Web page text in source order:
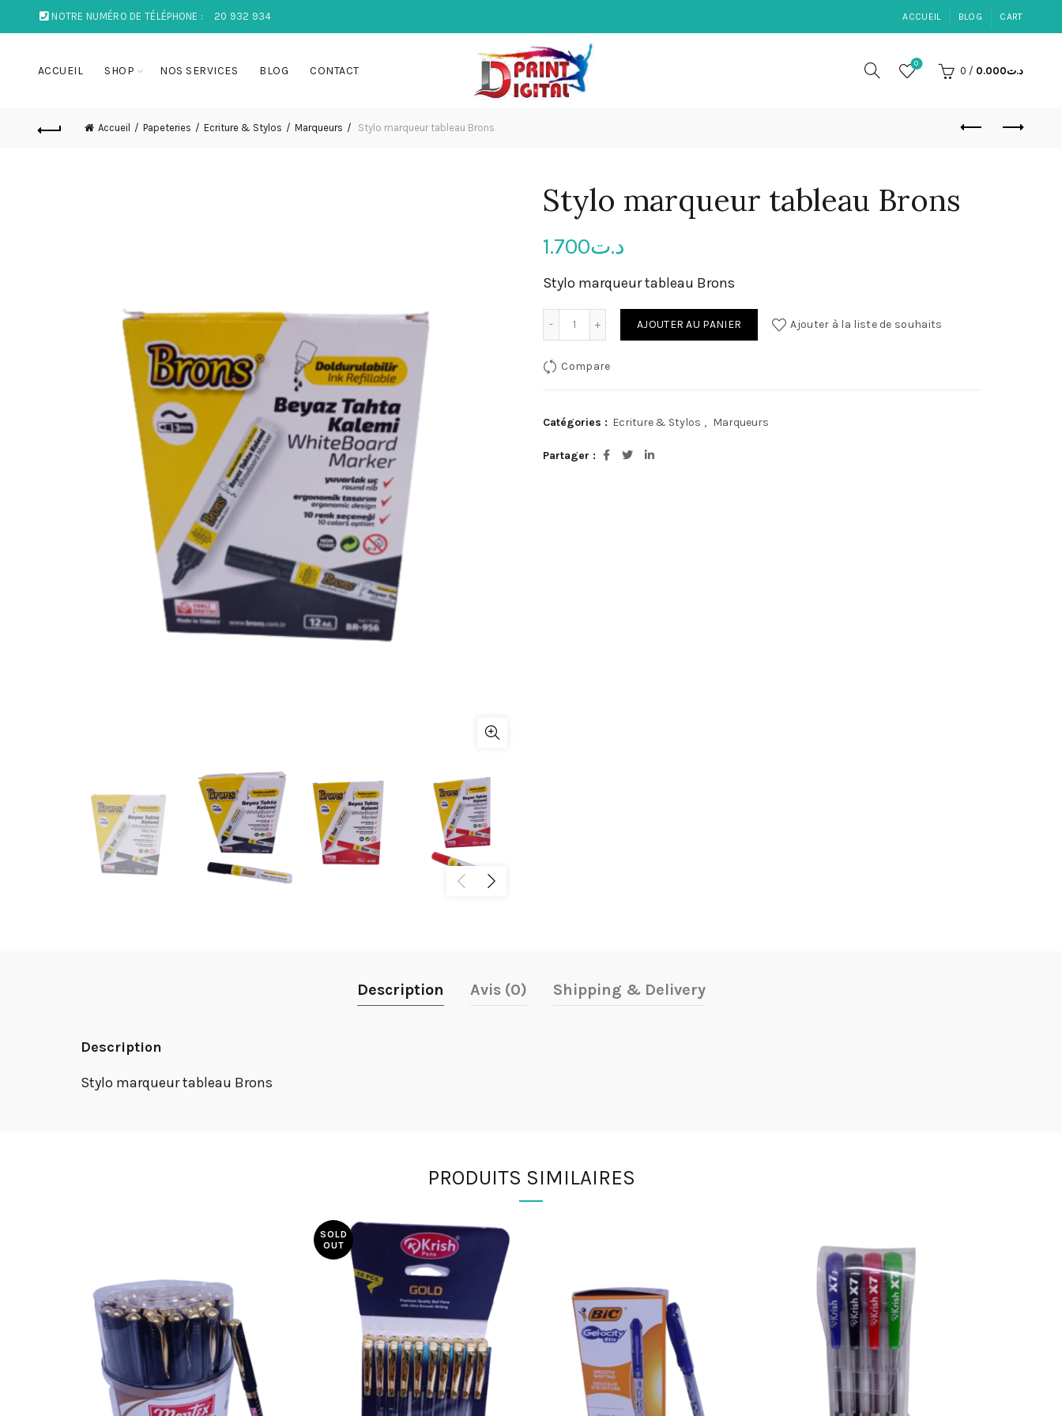
NOTRE NUMÉRO DE TÉLÉPHONE : 20 932 934 ACCUEIL BLOG CART
ACCUEIL SHOP NOS SERVICES BLOG CONTACT
0
0 / د.ت0.000
Accueil Papeteries Ecriture & Stylos Marqueurs Stylo marqueur tableau Brons
Stylo marqueur tableau Brons
د.ت1.700
Stylo marqueur tableau Brons
quantité de Stylo marqueur tableau Brons
AJOUTER AU PANIER Ajouter à la liste de souhaits
Compare
Catégories : Ecriture & Stylos , Marqueurs
Partager
Description Avis (0) Shipping & Delivery
Description
Stylo marqueur tableau Brons
PRODUITS SIMILAIRES
SOLD
OUT